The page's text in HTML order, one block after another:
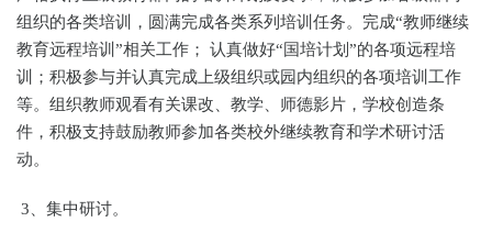
组织的各类培训，圆满完成各类系列培训任务。完成“教师继续
教育远程培训”相关工作； 认真做好“国培计划”的各项远程培
训；积极参与并认真完成上级组织或园内组织的各项培训工作
等。组织教师观看有关课改、教学、师德影片，学校创造条
件，积极支持鼓励教师参加各类校外继续教育和学术研讨活
动。
3、集中研讨。